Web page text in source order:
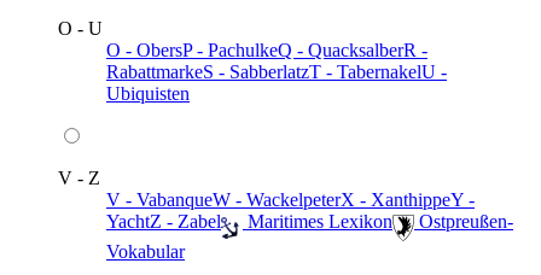
O - U
O - ObersP - PachulkeQ - QuacksalberR -
RabattmarkeS - SabberlatzT - TabernakelU -
Ubiquisten
V - Z
V - VabanqueW - WackelpeterX - XanthippeY -
YachtZ - Zabel ️ Maritimes Lexikon
️ Ostpreußen-
Vokabular